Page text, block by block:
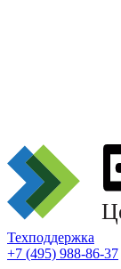
Техподдержка
+7 (495) 988-86-37